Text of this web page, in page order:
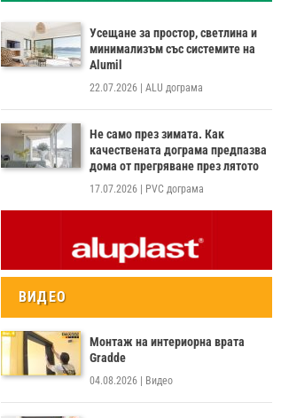
Усещане за простор, светлина и
минимализъм със системите на
Alumil
22.07.2026 | ALU дограма
Не само през зимата. Как
качествената дограма предпазва
дома от прегряване през лятото
17.07.2026 | PVC дограма
ВИДЕО
Монтаж на интериорна врата
Gradde
04.08.2026 Видео